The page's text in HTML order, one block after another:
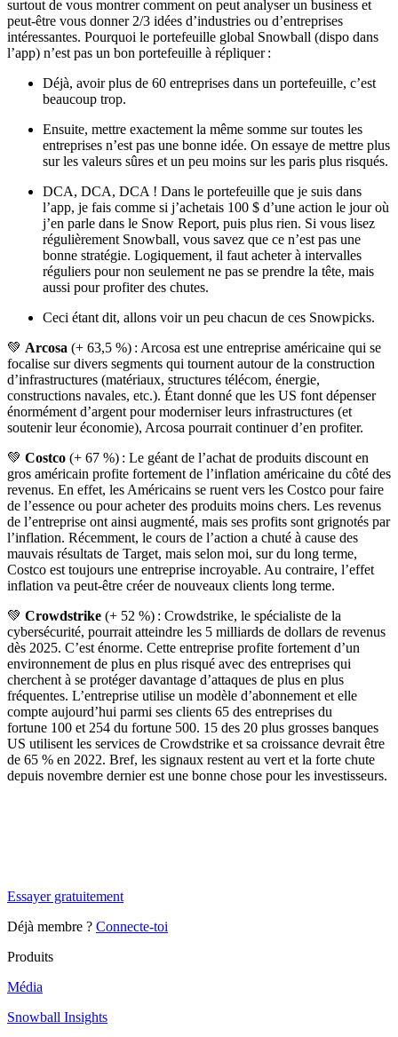
surtout de vous montrer comment on peut analyser un business et
peut-être vous donner 2/3 idées d’industries ou d’entreprises
intéressantes. Pourquoi le portefeuille global Snowball (dispo dans
l’app) n’est pas un bon portefeuille à répliquer :
Déjà, avoir plus de 60 entreprises dans un portefeuille, c’est
beaucoup trop.
Ensuite, mettre exactement la même somme sur toutes les
entreprises n’est pas une bonne idée. On essaye de mettre plus
sur les valeurs sûres et un peu moins sur les paris plus risqués.
DCA, DCA, DCA ! Dans le portefeuille que je suis dans
l’app, je fais comme si j’achetais 100 $ d’une action le jour où
j’en parle dans le Snow Report, puis plus rien. Si vous lisez
régulièrement Snowball, vous savez que ce n’est pas une
bonne stratégie. Logiquement, il faut acheter à intervalles
réguliers pour non seulement ne pas se prendre la tête, mais
aussi pour profiter des chutes.
Ceci étant dit, allons voir un peu chacun de ces Snowpicks.
💚 Arcosa (+ 63,5 %) : Arcosa est une entreprise américaine qui se
focalise sur divers segments qui tournent autour de la construction
d’infrastructures (matériaux, structures télécom, énergie,
constructions navales, etc.). Étant donné que les US font dépenser
énormément d’argent pour moderniser leurs infrastructures (et
soutenir leur économie), Arcosa pourrait continuer d’en profiter.
💚 Costco (+ 67 %) : Le géant de l’achat de produits discount en
gros américain profite fortement de l’inflation américaine du côté des
revenus. En effet, les Américains se ruent vers les Costco pour faire
de l’essence ou pour acheter des produits moins chers. Les revenus
de l’entreprise ont ainsi augmenté, mais ses profits sont grignotés par
l’inflation. Récemment, le cours de l’action a chuté à cause des
mauvais résultats de Target, mais selon moi, sur du long terme,
Costco est toujours une entreprise incroyable. Au contraire, l’effet
inflation va peut-être créer de nouveaux clients long terme.
💚 Crowdstrike (+ 52 %) : Crowdstrike, le spécialiste de la
cybersécurité, pourrait atteindre les 5 milliards de dollars de revenus
dès 2025. C’est énorme. Cette entreprise profite fortement d’un
environnement de plus en plus risqué avec des entreprises qui
cherchent à se protéger davantage d’attaques de plus en plus
fréquentes. L’entreprise utilise un modèle d’abonnement et elle
compte aujourd’hui parmi ses clients 65 des entreprises du
fortune 100 et 254 du fortune 500. 15 des 20 plus grosses banques
US utilisent les services de Crowdstrike et sa croissance devrait être
de 65 % en 2022. Bref, les signaux restent au vert et la forte chute
depuis novembre dernier est une bonne chose pour les investisseurs.
Essayer gratuitement
Déjà membre ? Connecte-toi
Produits
Média
Snowball Insights